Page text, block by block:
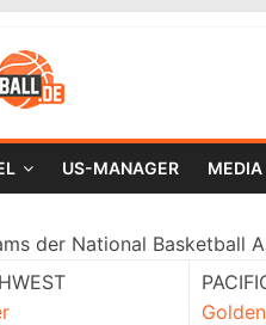
US-MANAGER MEDIA
der National Basketball